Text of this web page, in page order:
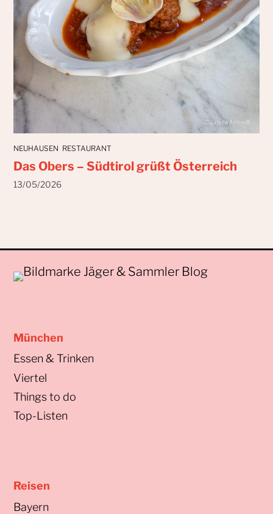
NEUHAUSEN RESTAURANT
Das Obers – Südtirol grüßt Österreich
13/05/2026
München
Essen & Trinken
Viertel
Things to do
Top-Listen
Reisen
Bayern